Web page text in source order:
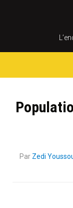
Par Zedi